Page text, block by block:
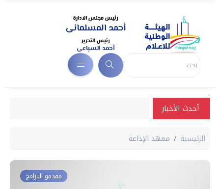
أحدث الأخبار
الرئيسية معهد الإذاعة
مقدمو البرامج